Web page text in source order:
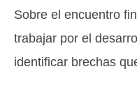
Sobre el encuentro
trabajar por el
identificar brechas